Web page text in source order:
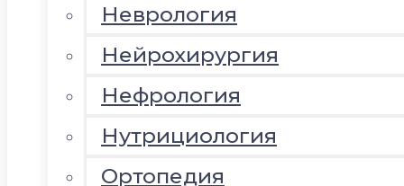
Неврология
Нейрохирургия
Нефрология
Нутрициология
Ортопедия